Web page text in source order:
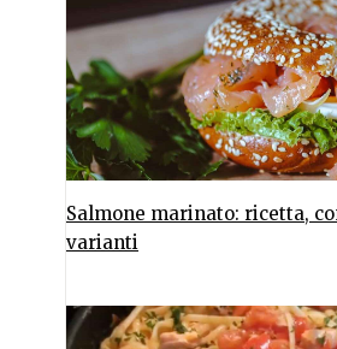
Salmone marinato: ricetta,
varianti